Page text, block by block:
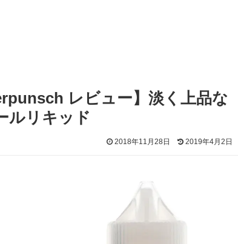
レビュー】淡く上品な
ルリキッド
2018年11月28日 2019年4月2日